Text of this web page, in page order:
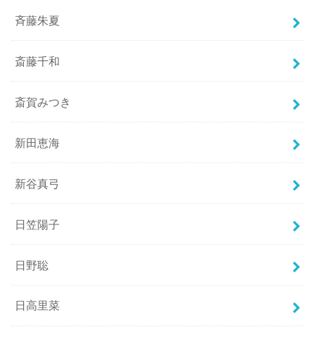
斉藤朱夏
斎藤千和
斎賀みつき
新田恵海
新谷真弓
日笠陽子
日野聡
日高里菜